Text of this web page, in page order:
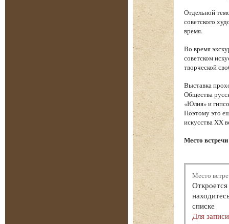
Отдельной
советского
время.
Во время
советском
творческой
Выставка
Общества
«Юлия» и
Поэтому это
искусства XX
Место
Место
списке
Для